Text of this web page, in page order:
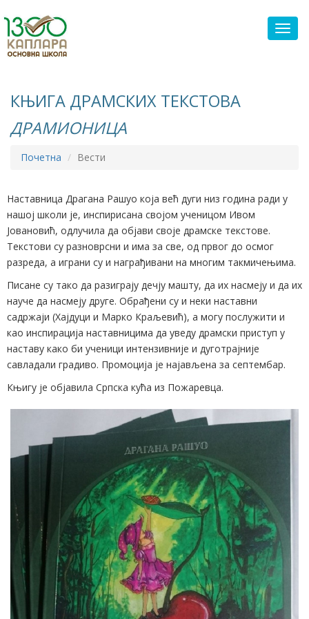
КЊИГА ДРАМСКИХ ТЕКСТОВА
ДРАМИОНИЦА
Почетна Вести
Наставница Драгана Рашуо која већ дуги низ година ради у
нашој школи је, инспирисана својом ученицом Ивом
Јовановић, одлучила да објави своје драмске текстове.
Текстови су разноврсни и има за све, од првог до осмог
разреда, а играни су и награђивани на многим такмичењима.
Писане су тако да разиграју дечју машту, да их насмеју и да их
науче да насмеју друге. Обрађени су и неки наставни
садржаји (Хајдуци и Марко Краљевић), а могу послужити и
као инспирација наставницима да уведу драмски приступ у
наставу како би ученици интензивније и дуготрајније
савладали градиво. Промоција је најављена за септембар.
Књигу је објавила Српска кућа из Пожаревца.